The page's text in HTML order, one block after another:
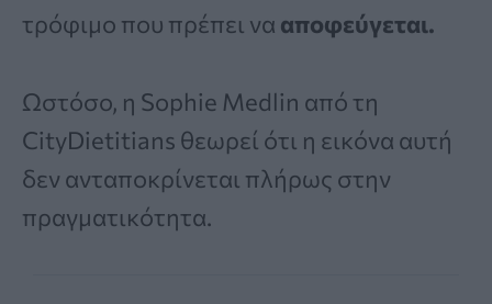
τρόφιμο που πρέπει να αποφεύγεται.
Ωστόσο, η Sophie Medlin από τη
CityDietitians θεωρεί ότι η εικόνα αυτή
δεν ανταποκρίνεται πλήρως στην
πραγματικότητα.